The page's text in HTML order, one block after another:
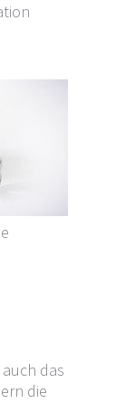
das
die